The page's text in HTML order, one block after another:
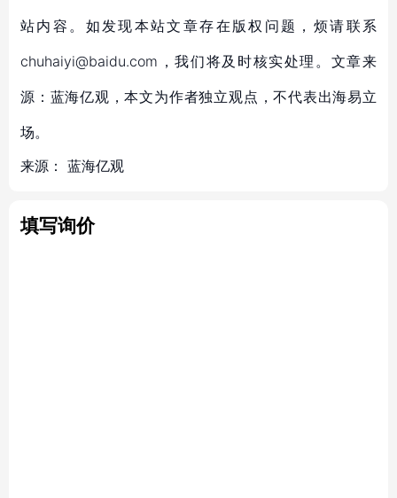
站内容。如发现本站文章存在版权问题，烦请联系
chuhaiyi@baidu.com，我们将及时核实处理。文章来
源：蓝海亿观，本文为作者独立观点，不代表出海易立
场。
来源： 蓝海亿观
填写询价